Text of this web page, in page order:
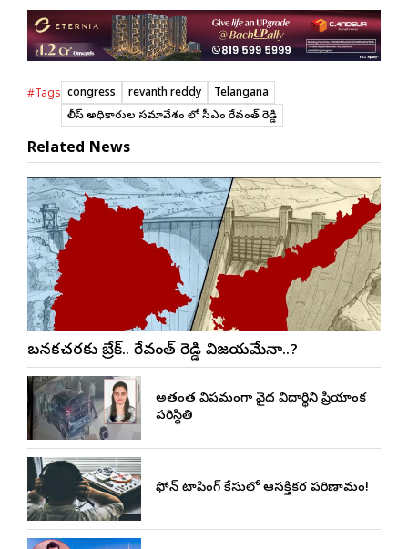
#Tags congress revanth reddy
Telangana
పోలీస్ అధికారుల సమావేశం లో సీఎం రేవంత్ రెడ్డి
Related News
బనకచర్లకు బ్రేక్.. రేవంత్ రెడ్డి విజయమేనా..?
అత్యంత విషమంగా వైద్య విద్యార్థిని ప్రియాంక
పరిస్థితి
ఫోన్ ట్యాపింగ్ కేసులో ఆసక్తికర పరిణామం!